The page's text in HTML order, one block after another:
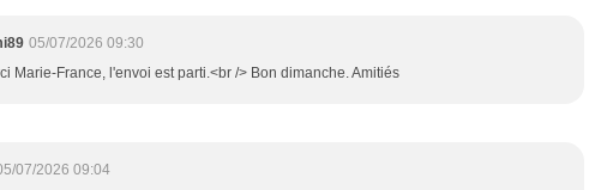
05/07/2026 09:30
Marie-France, l'envoi est parti.<br /> Bon dimanche. Amitiés
07/2026 09:04